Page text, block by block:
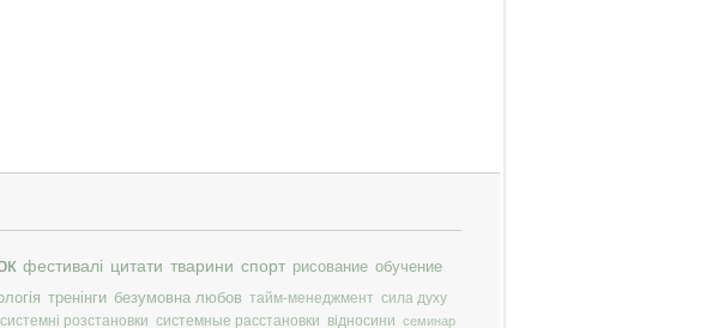
фестивалі цитати тварини спорт рисование обучение
тренінги безумовна любов тайм-менеджмент сила духу
системні розстановки системные расстановки відносини семинар